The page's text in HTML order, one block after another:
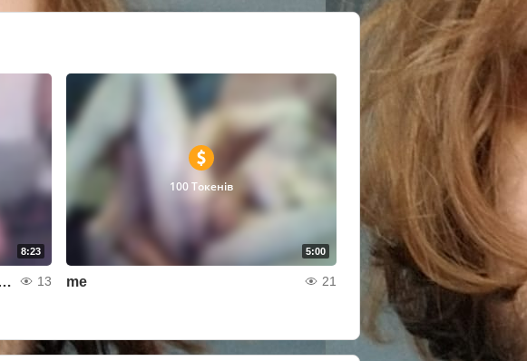
8:23
CUM SHOT ON FEET 13
5:00
100 Токенів
me 21